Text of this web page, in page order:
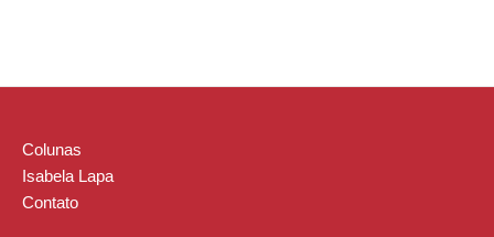
Colunas
Isabela Lapa
Contato